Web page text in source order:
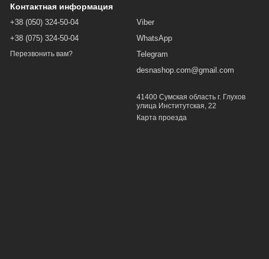
Контактная информация
+38 (050) 324-50-04
+38 (075) 324-50-04
Перезвонить вам?
Viber
WhatsApp
Telegram
desnashop.com@gmail.com
41400 Сумская область г. Глухов
улица Институтская, 22
Карта проезда